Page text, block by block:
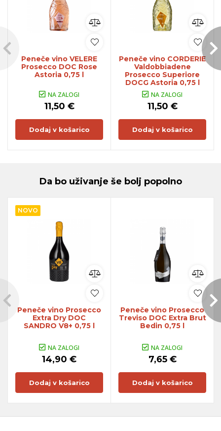
Peneče vino VELERE
Prosecco DOC Rose
Astoria 0,75 l
NA ZALOGI
11,50 €
Dodaj v košarico
Peneče vino CORDERIE
Valdobbiadene
Prosecco Superiore
DOCG Astoria 0,75 l
NA ZALOGI
11,50 €
Dodaj v košarico
Da bo uživanje še bolj popolno
NOVO
Peneče vino Prosecco
Extra Dry DOC
SANDRO V8+ 0,75 l
NA ZALOGI
14,90 €
Dodaj v košarico
Peneče vino Prosecco
Treviso DOC Extra Brut
Bedin 0,75 l
NA ZALOGI
7,65 €
Dodaj v košarico